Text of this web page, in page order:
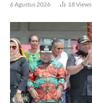
6 Agustus 2026 18Views